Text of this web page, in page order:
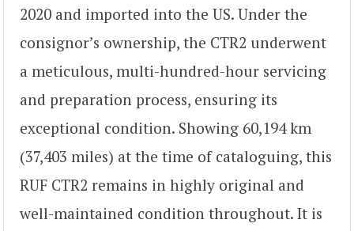
2020 and imported into the US. Under the
consignor’s ownership, the CTR2 underwent
a meticulous, multi-hundred-hour servicing
and preparation process, ensuring its
exceptional condition. Showing 60,194 km
(37,403 miles) at the time of cataloguing, this
RUF CTR2 remains in highly original and
well-maintained condition throughout. It is